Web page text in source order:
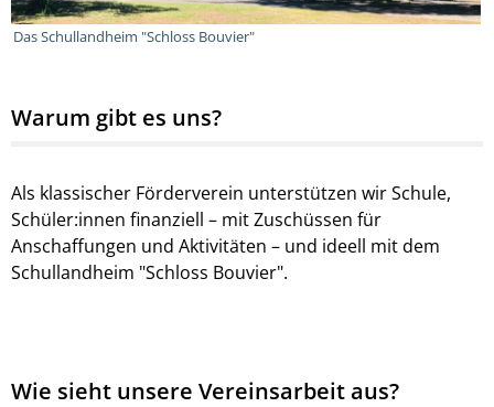
Das Schullandheim "Schloss Bouvier"
Warum gibt es uns?
Als klassischer Förderverein unterstützen wir Schule,
Schüler:innen finanziell – mit Zuschüssen für
Anschaffungen und Aktivitäten – und ideell mit dem
Schullandheim "Schloss Bouvier".
Wie sieht unsere Vereinsarbeit aus?